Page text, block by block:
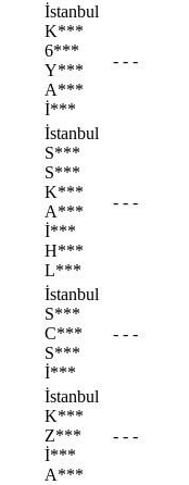
İstanbul
K***
6***
Y***
A***
İ***
- - -
İstanbul
S***
S***
K***
A***
İ***
H***
L***
- - -
İstanbul
S***
C***
S***
İ***
- - -
İstanbul
K***
Z***
İ***
A***
- - -